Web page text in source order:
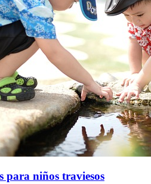
para niños traviesos